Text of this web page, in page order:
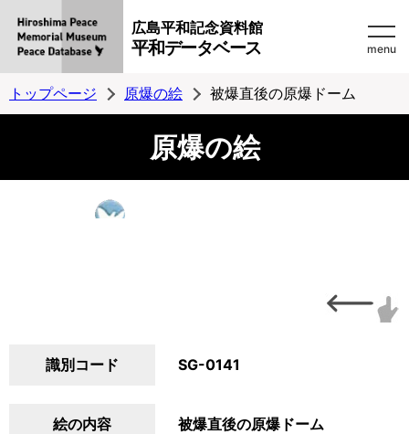
広島平和記念資料館
平和データベース menu
トップページ 原爆の絵 被爆直後の原爆ドーム
原爆の絵
識別コード SG-0141
絵の内容 被爆直後の原爆ドーム